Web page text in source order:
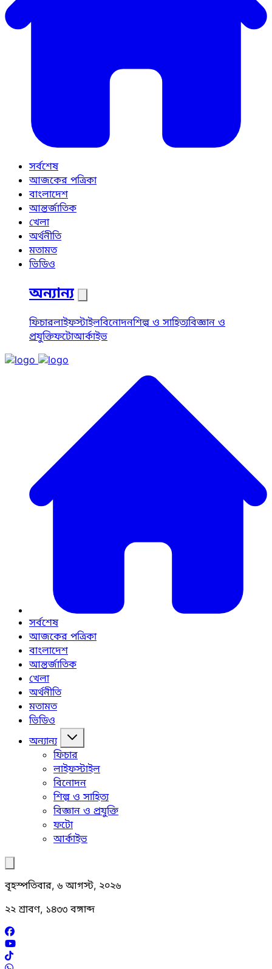
সর্বশেষ
আজকের পত্রিকা
বাংলাদেশ
আন্তর্জাতিক
খেলা
অর্থনীতি
মতামত
ভিডিও
অন্যান্য
ফিচারলাইফস্টাইলবিনোদনশিল্প ও সাহিত্যবিজ্ঞান ও
প্রযুক্তিফটোআর্কাইভ
সর্বশেষ
আজকের পত্রিকা
বাংলাদেশ
আন্তর্জাতিক
খেলা
অর্থনীতি
মতামত
ভিডিও
অন্যান্য
ফিচার
লাইফস্টাইল
বিনোদন
শিল্প ও সাহিত্য
বিজ্ঞান ও প্রযুক্তি
ফটো
আর্কাইভ
বৃহস্পতিবার, ৬ আগস্ট, ২০২৬
২২ শ্রাবণ, ১৪৩৩ বঙ্গাব্দ